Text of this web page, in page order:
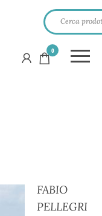
0
FABIO
PELLEGRI